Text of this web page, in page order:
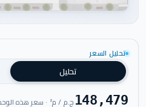
تحليل السعر
تحليل
148,479ج.م / م² · سعر هذه الوحدة